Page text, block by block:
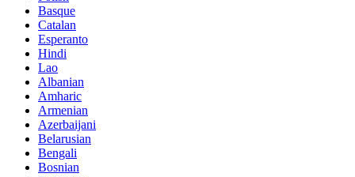
Basque
Catalan
Esperanto
Hindi
Lao
Albanian
Amharic
Armenian
Azerbaijani
Belarusian
Bengali
Bosnian